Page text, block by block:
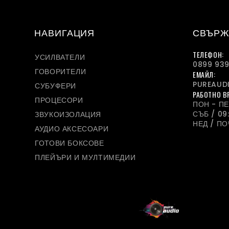
НАВИГАЦИЯ
УСИЛВАТЕЛИ
ГОВОРИТЕЛИ
СУБУФЕРИ
ПРОЦЕСОРИ
ЗВУКОИЗОЛАЦИЯ
АУДИО АКСЕСОАРИ
ГОТОВИ БОКСОВЕ
ПЛЕЙЪРИ И МУЛТИМЕДИИ
ТЕЛЕФОН:
0899
ЕМАЙЛ:
РАБОТНО
ПОН -
СЪБ /
НЕД /